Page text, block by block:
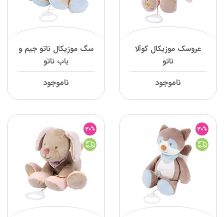
عروسک موزیکال کوآلا
ناتو
ناموجود
سگ موزیکال ناتو جیم و
باب ناتو
ناموجود
30%
30%